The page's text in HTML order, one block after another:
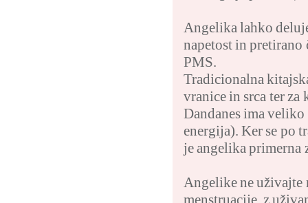
Angelika lahko
napetost in
PMS.
Tradicionalna
vranice in srca ter
Dandanes ima veliko
energija). Ker se po
je angelika primerna
Angelike ne uživajte